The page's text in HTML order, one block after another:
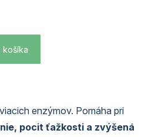
košíka
enzýmov. Pomáha pri
pocit ťažkosti a zvýšená